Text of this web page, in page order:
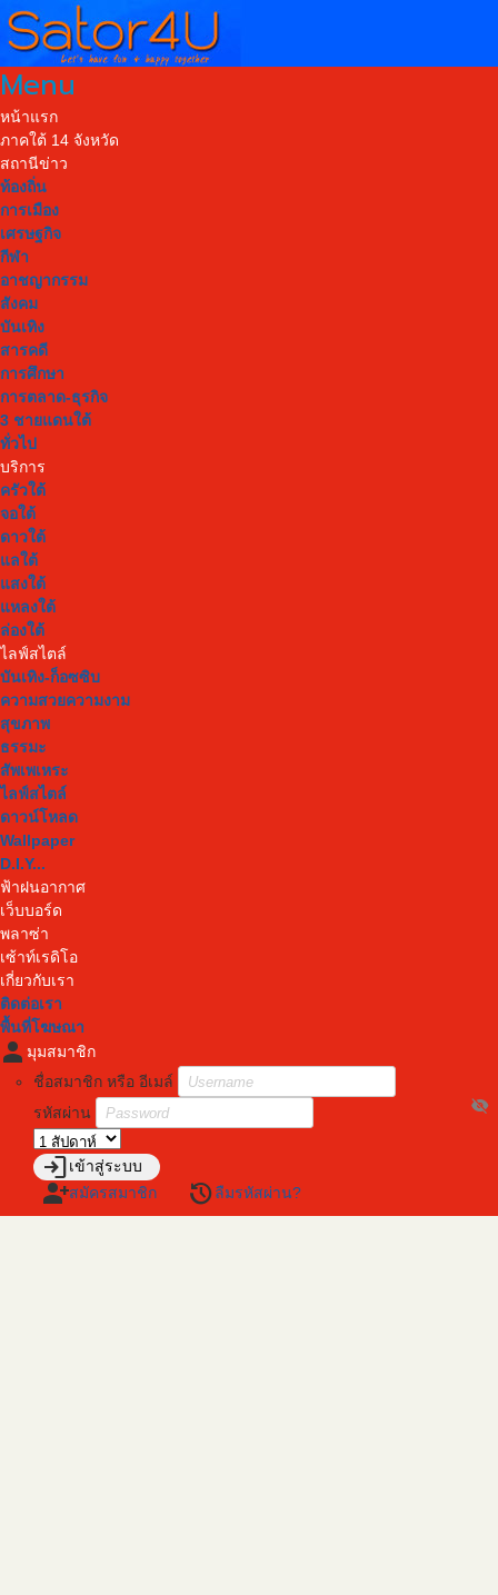
Menu
หน้าแรก
ภาคใต้ 14 จังหวัด
สถานีข่าว
ท้องถิ่น
การเมือง
เศรษฐกิจ
กีฬา
อาชญากรรม
สังคม
บันเทิง
สารคดี
การศึกษา
การตลาด-ธุรกิจ
3 ชายแดนใต้
ทั่วไป
บริการ
ครัวใต้
จอใต้
ดาวใต้
แลใต้
แสงใต้
แหลงใต้
ล่องใต้
ไลฟ์สไตล์
บันเทิง-ก็อซซิบ
ความสวยความงาม
สุขภาพ
ธรรมะ
สัพเพเหระ
ไลฟ์สไตล์
ดาวน์โหลด
Wallpaper
D.I.Y...
ฟ้าฝนอากาศ
เว็บบอร์ด
พลาซ่า
เซ้าท์เรดิโอ
เกี่ยวกับเรา
ติดต่อเรา
พื้นที่โฆษณา
person มุมสมาชิก
ชื่อสมาชิก หรือ อีเมล์
รหัสผ่าน
visibility_off
loginเข้าสู่ระบบ
person_addสมัครสมาชิก restoreลืมรหัสผ่าน?